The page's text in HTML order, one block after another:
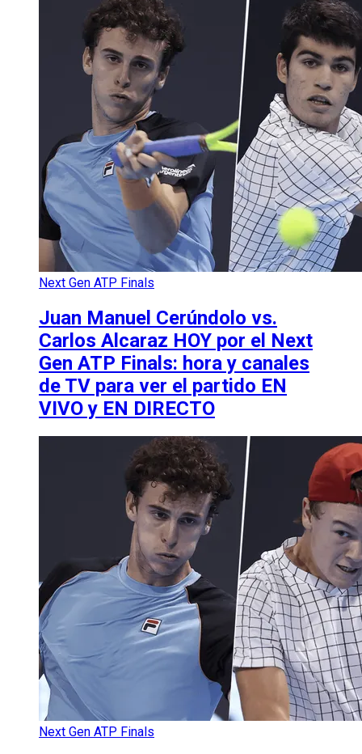
Next Gen ATP Finals
Juan Manuel Cerúndolo vs.
Carlos Alcaraz HOY por el Next
Gen ATP Finals: hora y canales
de TV para ver el partido EN
VIVO y EN DIRECTO
Next Gen ATP Finals